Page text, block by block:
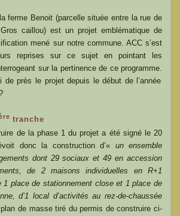
Benoit (parcelle située entre la rue de
caillou) est un projet emblématique de
mené sur notre commune. ACC s’est
reprises sur ce sujet en pointant les
sur la pertinence de ce programme.
de près le projet depuis le début de l’année
tranche
de la phase 1 du projet a été signé le 20
donc la construction d’« un ensemble
dont 29 sociaux et 49 en accession
de 2 maisons individuelles en R+1
1 place de stationnement close et 1 place de
d’1 local d’activités au rez-de-chaussée
de masse tiré du permis de construire ci-